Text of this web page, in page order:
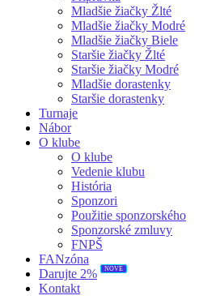
Mladšie žiačky Žlté
Mladšie žiačky Modré
Mladšie žiačky Biele
Staršie žiačky Žlté
Staršie žiačky Modré
Mladšie dorastenky
Staršie dorastenky
Turnaje
Nábor
O klube
O klube
Vedenie klubu
História
Sponzori
Použitie sponzorského
Sponzorské zmluvy
FNPŠ
FANzóna
Darujte 2%
NOVÉ
Kontakt